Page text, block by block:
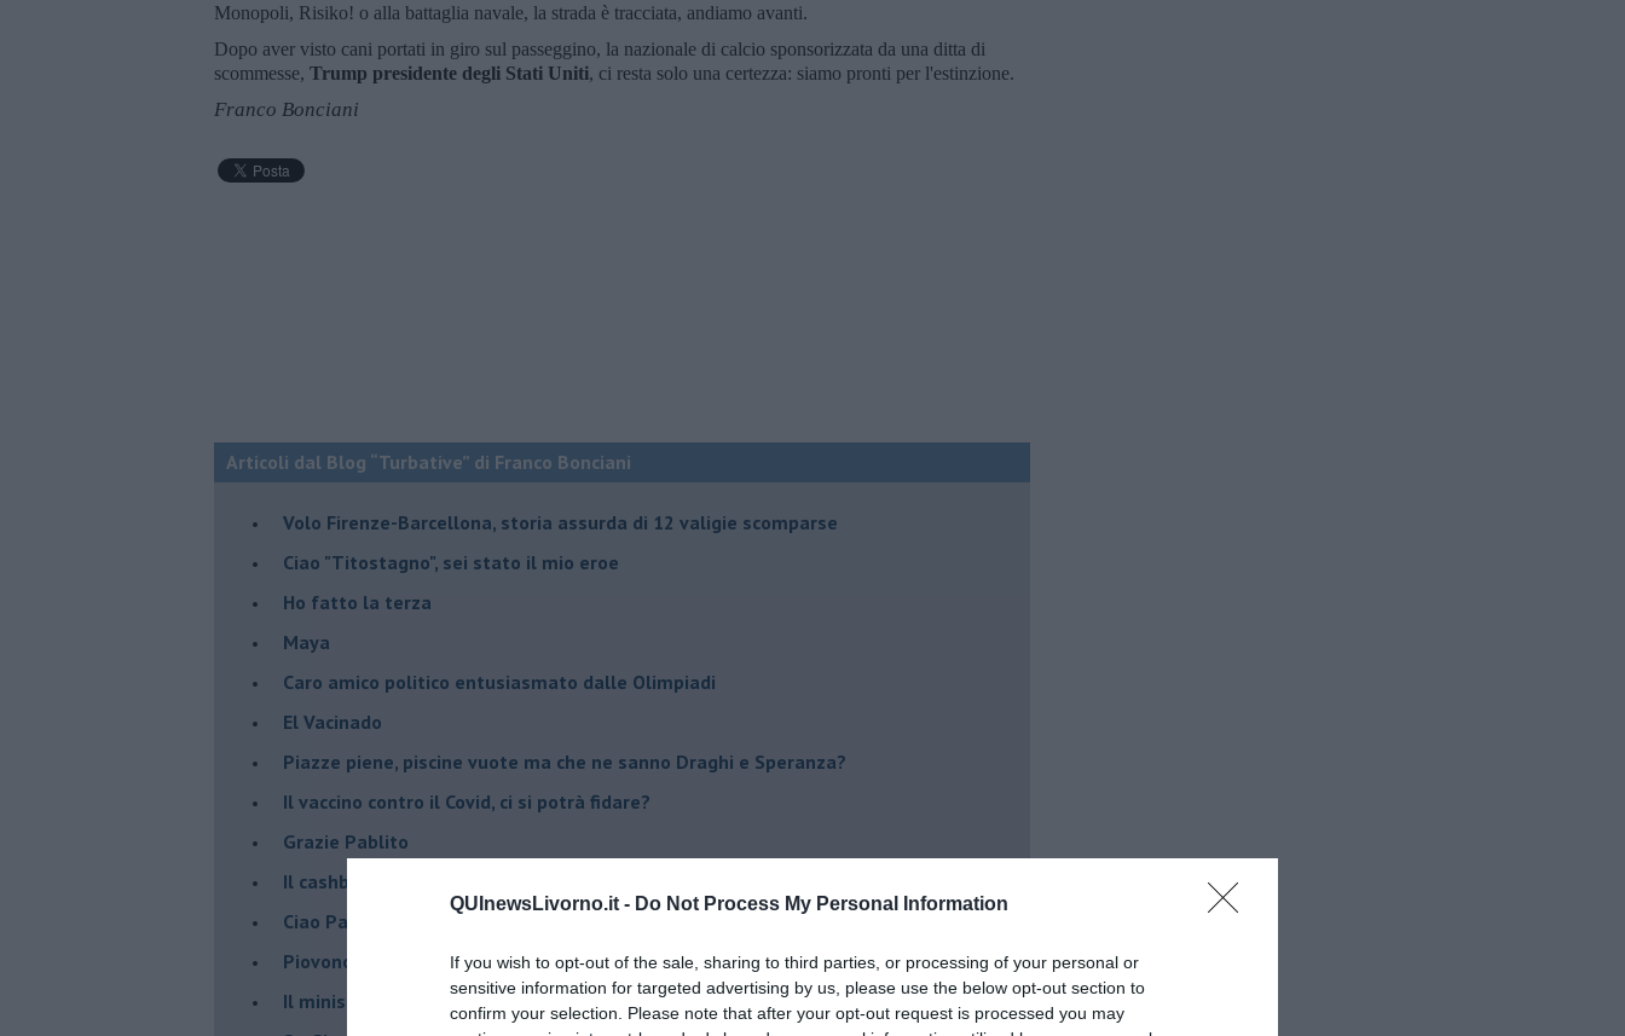
QUInewsLivorno.it - Do Not Process My Personal Information
If you wish to opt-out of the sale, sharing to third parties, or processing of your personal or
sensitive information for targeted advertising by us, please use the below opt-out section to
confirm your selection. Please note that after your opt-out request is processed you may
Monopoli, Risiko! o alla battaglia navale, la strada è tracciata, andiamo avanti.
Dopo aver visto cani portati in giro sul passeggino, la nazionale di calcio sponsorizzata da una ditta di
scommesse, Trump presidente degli Stati Uniti, ci resta solo una certezza: siamo pronti per l'estinzione.
Franco Bonciani
Articoli dal Blog “Turbative” di Franco Bonciani
Volo Firenze-Barcellona, storia assurda di 12 valigie scomparse
Ciao "Titostagno", sei stato il mio eroe
Ho fatto la terza
Maya
Caro amico politico entusiasmato dalle Olimpiadi
El Vacinado
Piazze piene, piscine vuote ma che ne sanno Draghi e Speranza?
​Il vaccino contro il Covid, ci si potrà fidare?
Grazie Pablito
Il cashback ha fatto crash ma IO ho la soluzione
Ciao Patrizio
Piovono DPCM
Il ministro mi ama